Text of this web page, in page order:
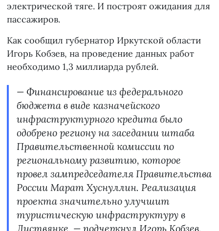
электрической тяге. И построят ожидания для
пассажиров.
Как сообщил губернатор Иркутской области
Игорь Кобзев, на проведение данных работ
необходимо 1,3 миллиарда рублей.
— Финансирование из федерального
бюджета в виде казначейского
инфраструктурного кредита было
одобрено региону на заседании штаба
Правительственной комиссии по
региональному развитию, которое
провел зампредседателя Правительства
России Марат Хуснуллин. Реализация
проекта значительно улучшит
туристическую инфраструктуру в
Листвянке, — подчеркнул Игорь Кобзев.